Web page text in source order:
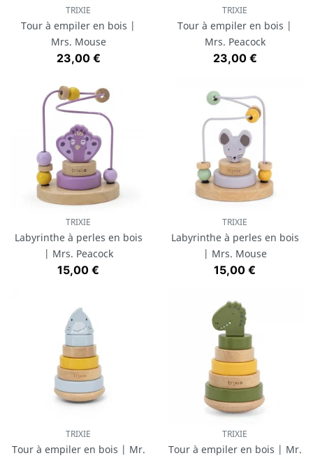
TRIXIE
Tour à empiler en bois |
Mrs. Mouse
Prix
23,00 €
TRIXIE
Tour à empiler en bois |
Mrs. Peacock
Prix
23,00 €
TRIXIE
Labyrinthe à perles en bois
| Mrs. Peacock
Prix
15,00 €
TRIXIE
Labyrinthe à perles en bois
| Mrs. Mouse
Prix
15,00 €
TRIXIE
Tour à empiler en bois | Mr.
TRIXIE
Tour à empiler en bois | Mr.